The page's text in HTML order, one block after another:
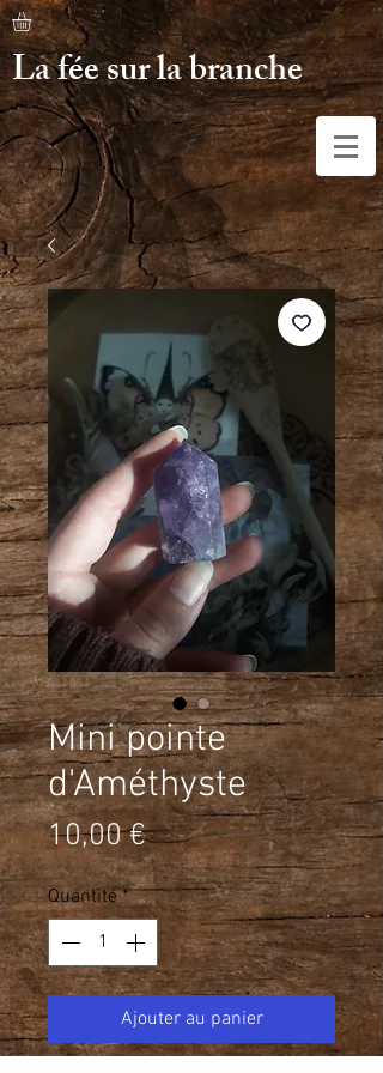
La fée sur la branche
Mini pointe
d'Améthyste
10,00 €Prix
Quantité *
Ajouter au panier